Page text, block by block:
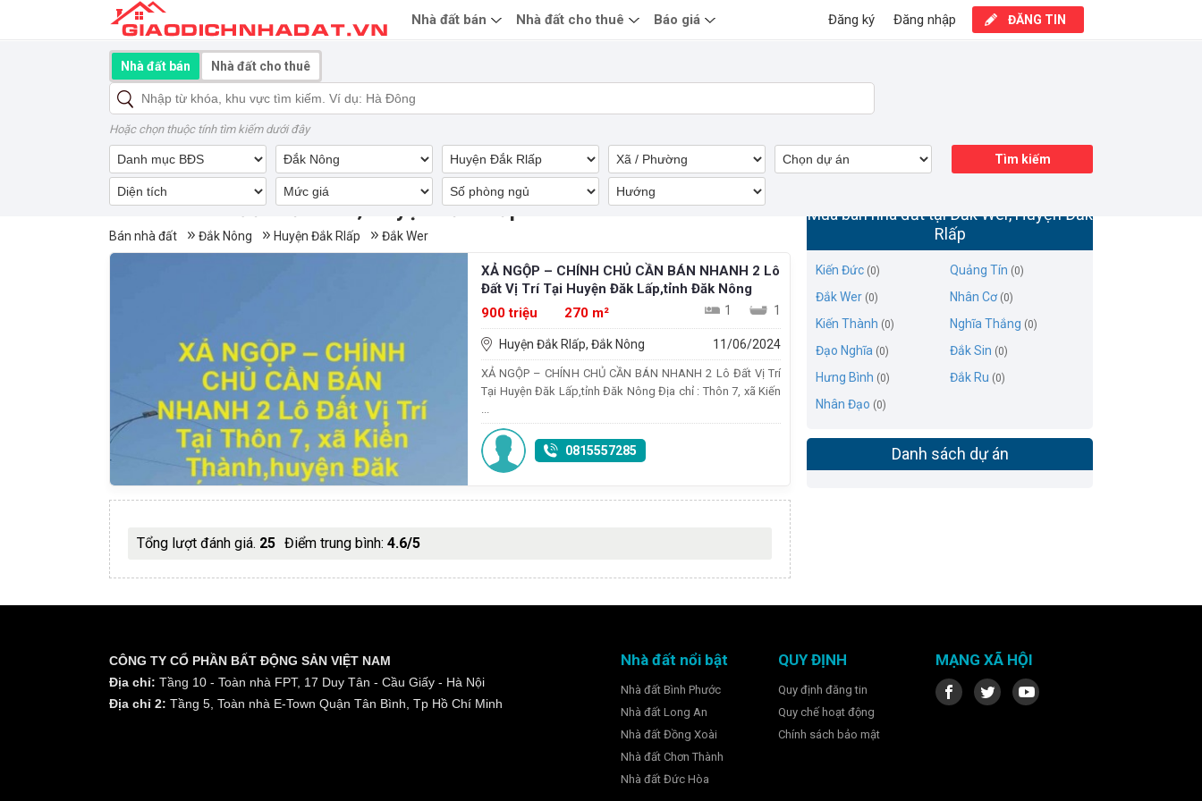
Mua bán nhà đất Đắk Wer, Huyện Đắk Rlấp
Bán nhà đất Đắk Nông Huyện Đắk Rlấp Đắk Wer
XẢ NGỘP – CHÍNH CHỦ CẦN BÁN NHANH 2 Lô
Đất Vị Trí Tại Huyện Đăk Lấp,tỉnh Đăk Nông
900 triệu
270 m² 1 1
Huyện Đắk Rlấp, Đắk Nông 11/06/2024
XẢ NGỘP – CHÍNH CHỦ CẦN BÁN NHANH 2 Lô Đất Vị Trí
Tại Huyện Đăk Lấp,tỉnh Đăk Nông Địa chỉ : Thôn 7, xã Kiến
...
0815557285
Tổng lượt đánh giá. 25 Điểm trung bình: 4.6/5
Mua bán nhà đất tại Đắk Wer, Huyện Đắk
Rlấp
Kiến Đức (0) Quảng Tín (0)
Đắk Wer (0) Nhân Cơ (0)
Kiến Thành (0) Nghĩa Thắng (0)
Đạo Nghĩa (0) Đắk Sin (0)
Hưng Bình (0) Đắk Ru (0)
Nhân Đạo (0)
Danh sách dự án
Nhà đất bán Nhà đất cho thuê
Hoặc chọn thuộc tính tìm kiếm dưới đây
Tìm kiếm
Nhà đất bán Nhà đất cho thuê Báo giá ĐĂNG TIN
Đăng nhập
Đăng ký
CÔNG TY CỔ PHẦN BẤT ĐỘNG SẢN VIỆT NAM
Địa chỉ: Tầng 10 - Toàn nhà FPT, 17 Duy Tân - Cầu Giấy - Hà Nội
Địa chỉ 2: Tầng 5, Toàn nhà E-Town Quận Tân Bình, Tp Hồ Chí Minh
Nhà đất nổi bật
Nhà đất Bình Phước
Nhà đất Long An
Nhà đất Đồng Xoài
Nhà đất Chơn Thành
Nhà đất Đức Hòa
QUY ĐỊNH
Quy định đăng tin
Quy chế hoạt động
Chính sách bảo mật
MẠNG XÃ HỘI